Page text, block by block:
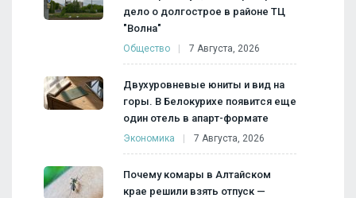
дело о долгострое в районе ТЦ
"Волна"
Общество 7 Августа, 2026
Двухуровневые юниты и вид на
горы. В Белокурихе появится еще
один отель в апарт-формате
Экономика 7 Августа, 2026
Почему комары в Алтайском
крае решили взять отпуск —